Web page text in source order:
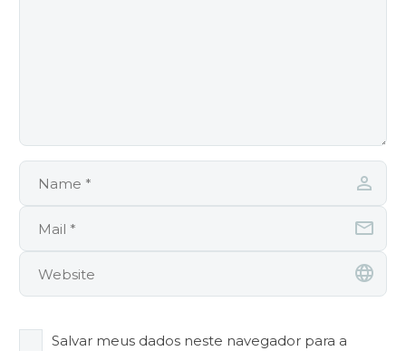
Salvar meus dados neste navegador para a